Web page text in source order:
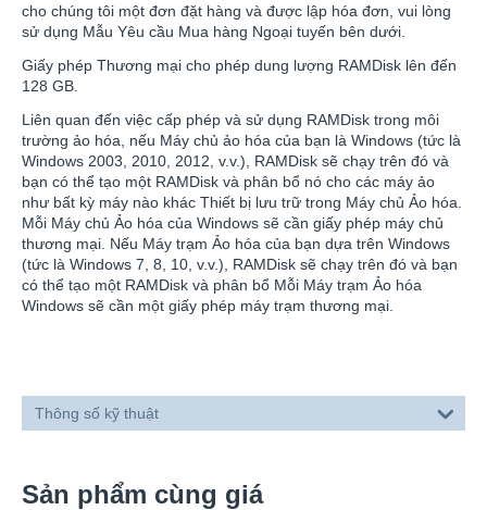
cho chúng tôi một đơn đặt hàng và được lập hóa đơn, vui lòng
sử dụng Mẫu Yêu cầu Mua hàng Ngoại tuyến bên dưới.
Giấy phép Thương mại cho phép dung lượng RAMDisk lên đến
128 GB.
Liên quan đến việc cấp phép và sử dụng RAMDisk trong môi
trường ảo hóa, nếu Máy chủ ảo hóa của bạn là Windows (tức là
Windows 2003, 2010, 2012, v.v.), RAMDisk sẽ chạy trên đó và
bạn có thể tạo một RAMDisk và phân bổ nó cho các máy ảo
như bất kỳ máy nào khác Thiết bị lưu trữ trong Máy chủ Ảo hóa.
Mỗi Máy chủ Ảo hóa của Windows sẽ cần giấy phép máy chủ
thương mại. Nếu Máy trạm Ảo hóa của bạn dựa trên Windows
(tức là Windows 7, 8, 10, v.v.), RAMDisk sẽ chạy trên đó và bạn
có thể tạo một RAMDisk và phân bổ Mỗi Máy trạm Ảo hóa
Windows sẽ cần một giấy phép máy trạm thương mại.
Thông số kỹ thuật
Sản phẩm cùng giá